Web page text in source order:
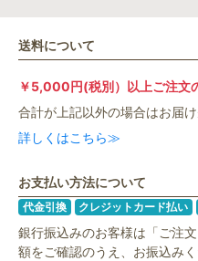
送料について
￥5,000円(税別）以上ご注文
合計が上記以外の場合はお届
詳しくはこちら≫
お支払い方法について
代金引換 クレジットカード払い
銀行振込みのお客様は「ご注
額をご確認のうえ、お振込みく